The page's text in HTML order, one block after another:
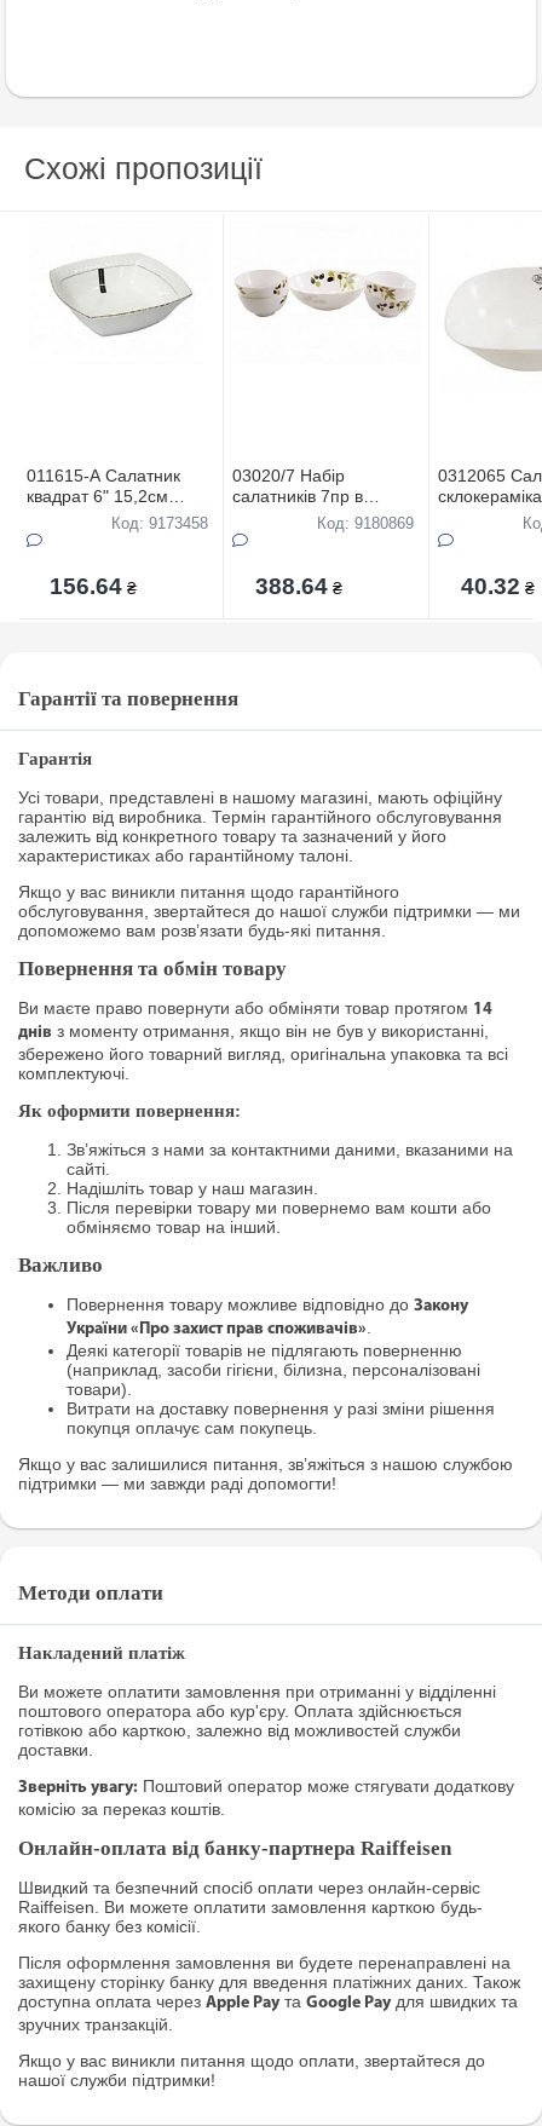
Схожі пропозиції
011615-А Салатник
квадрат 6" 15,2см
фарфор Снігова
королева
Код: 9173458
156.64 ₴
03020/7 Набір
салатників 7пр в
коробці(1шт-20см,6шт-
11см) Оливки
Код: 9180869
388.64 ₴
0312065
склокерамiка
d.16,5 Bone
40.32 ₴
Гарантії та повернення
Гарантія
Усі товари, представлені в нашому магазині, мають офіційну
гарантію від виробника. Термін гарантійного обслуговування
залежить від конкретного товару та зазначений у його
характеристиках або гарантійному талоні.
Якщо у вас виникли питання щодо гарантійного
обслуговування, звертайтеся до нашої служби підтримки — ми
допоможемо вам розв’язати будь-які питання.
Повернення та обмін товару
Ви маєте право повернути або обміняти товар протягом 14
днів з моменту отримання, якщо він не був у використанні,
збережено його товарний вигляд, оригінальна упаковка та всі
комплектуючі.
Як оформити повернення:
Зв’яжіться з нами за контактними даними, вказаними на
сайті.
Надішліть товар у наш магазин.
Після перевірки товару ми повернемо вам кошти або
обміняємо товар на інший.
Важливо
Повернення товару можливе відповідно до Закону
України «Про захист прав споживачів».
Деякі категорії товарів не підлягають поверненню
(наприклад, засоби гігієни, білизна, персоналізовані
товари).
Витрати на доставку повернення у разі зміни рішення
покупця оплачує сам покупець.
Якщо у вас залишилися питання, зв’яжіться з нашою службою
підтримки — ми завжди раді допомогти!
Методи оплати
Накладений платіж
Ви можете оплатити замовлення при отриманні у відділенні
поштового оператора або кур'єру. Оплата здійснюється
готівкою або карткою, залежно від можливостей служби
доставки.
Зверніть увагу: Поштовий оператор може стягувати додаткову
комісію за переказ коштів.
Онлайн-оплата від банку-партнера Raiffeisen
Швидкий та безпечний спосіб оплати через онлайн-сервіс
Raiffeisen. Ви можете оплатити замовлення карткою будь-
якого банку без комісії.
Після оформлення замовлення ви будете перенаправлені на
захищену сторінку банку для введення платіжних даних. Також
доступна оплата через Apple Pay та Google Pay для швидких та
зручних транзакцій.
Якщо у вас виникли питання щодо оплати, звертайтеся до
нашої служби підтримки!